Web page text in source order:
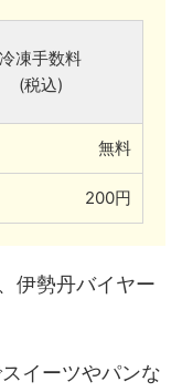
冷凍手数料
(税込)
無料
200円
伊勢丹バイヤー
イーツやパンな